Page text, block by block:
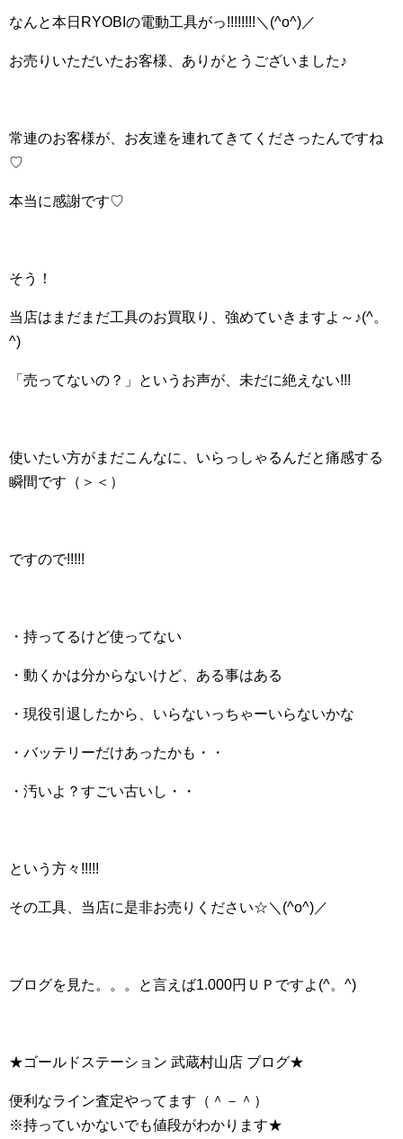
なんと本日RYOBIの電動工具がっ!!!!!!!!＼(^o^)／
お売りいただいたお客様、ありがとうございました♪
常連のお客様が、お友達を連れてきてくださったんですね
♡
本当に感謝です♡
そう！
当店はまだまだ工具のお買取り、強めていきますよ～♪(^。
^)
「売ってないの？」というお声が、未だに絶えない!!!
使いたい方がまだこんなに、いらっしゃるんだと痛感する
瞬間です（＞＜）
ですので!!!!!
・持ってるけど使ってない
・動くかは分からないけど、ある事はある
・現役引退したから、いらないっちゃーいらないかな
・バッテリーだけあったかも・・
・汚いよ？すごい古いし・・
という方々!!!!!
その工具、当店に是非お売りください☆＼(^o^)／
ブログを見た。。。と言えば1.000円ＵＰですよ(^。^)
★ゴールドステーション 武蔵村山店 ブログ★
便利なライン査定やってます（＾－＾）
※持っていかないでも値段がわかります★